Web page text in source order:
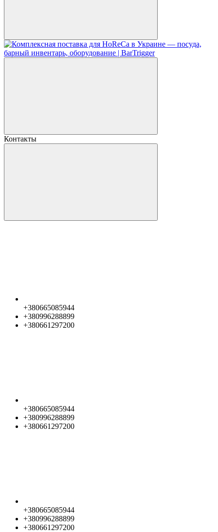
Контакты
+380665085944
+380996288899
+380661297200
+380665085944
+380996288899
+380661297200
+380665085944
+380996288899
+380661297200